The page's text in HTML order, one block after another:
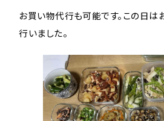
お買い物代行も可能です。この日
行いました。